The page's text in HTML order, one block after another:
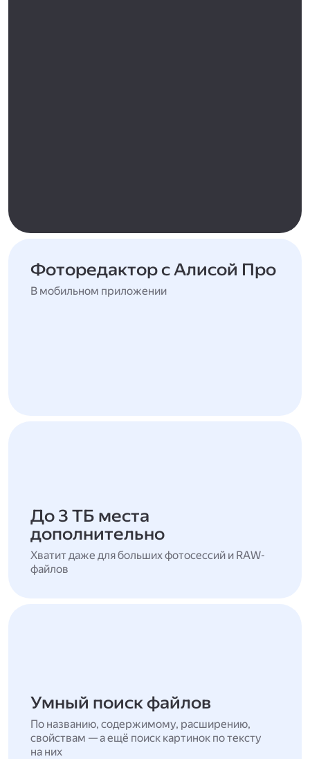
Фоторедактор с Алисой Про
В мобильном приложении
Умный поиск файлов
По названию, содержимому, расширению,
свойствам — а ещё поиск картинок по тексту
на них
До 3 ТБ места
дополнительно
Хватит даже для больших фотосессий и RAW-
файлов